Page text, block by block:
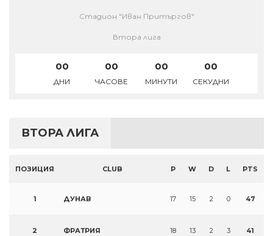
Стадион "Иван Притъргов"
Втора лига
00
ДНИ
00
ЧАСОВЕ
00
МИНУТИ
00
СЕКУДНИ
ВТОРА ЛИГА
ПОЗИЦИЯ CLUB P W D L PTS
1 ДУНАВ 17 15 2 0 47
2 ФРАТРИЯ 18 13 2 3 41